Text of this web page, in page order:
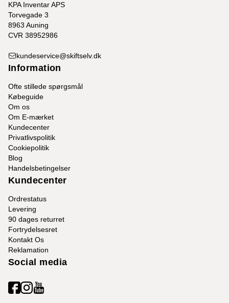
KPA Inventar APS
Torvegade 3
8963 Auning
CVR 38952986
kundeservice@skiftselv.dk
Information
Ofte stillede spørgsmål
Købeguide
Om os
Om E-mærket
Kundecenter
Privatlivspolitik
Cookiepolitik
Blog
Handelsbetingelser
Kundecenter
Ordrestatus
Levering
90 dages returret
Fortrydelsesret
Kontakt Os
Reklamation
Social media